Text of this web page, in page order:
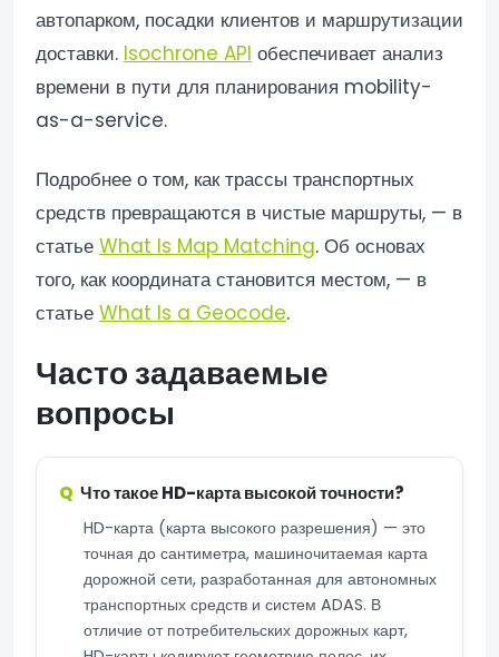
автопарком, посадки клиентов и маршрутизации
доставки. Isochrone API обеспечивает анализ
времени в пути для планирования mobility-
as-a-service.
Подробнее о том, как трассы транспортных
средств превращаются в чистые маршруты, — в
статье What Is Map Matching. Об основах
того, как координата становится местом, — в
статье What Is a Geocode.
Часто задаваемые
вопросы
Что такое HD-карта высокой точности?
HD-карта (карта высокого разрешения) — это
точная до сантиметра, машиночитаемая карта
дорожной сети, разработанная для автономных
транспортных средств и систем ADAS. В
отличие от потребительских дорожных карт,